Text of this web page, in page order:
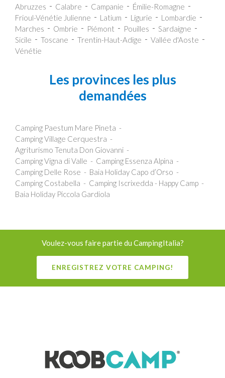
Abruzzes Calabre Campanie
Émilie-Romagne
Frioul-Vénétie Julienne
Latium Ligurie
Lombardie
Marches
Ombrie Piémont Pouilles
Sardaigne
Sicile
Toscane Trentin-Haut-Adige
Vallée d'Aoste
Vénétie
Les provinces les plus
demandées
Camping Paestum Mare Pineta
Camping Village Cerquestra
Agriturismo Tenuta Don Giovanni
Camping Vigna di Valle
Camping Essenza Alpina
Camping Delle Rose
Baia Holiday Capo d’Orso
Camping Costabella
Camping Iscrixedda - Happy Camp
Baia Holiday Piccola Gardiola
Voulez-vous faire partie du CampingItalia?
ENREGISTREZ VOTRE CAMPING!